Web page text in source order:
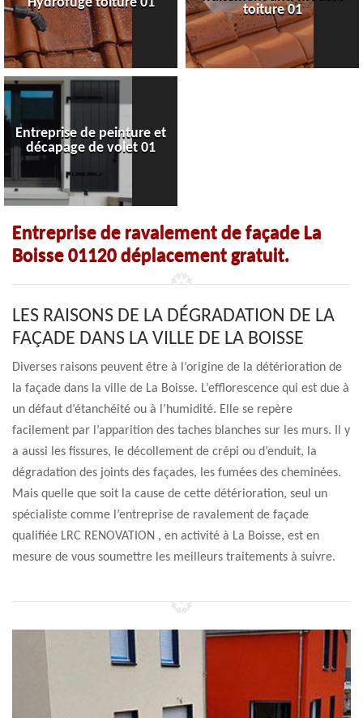
toiture 01
Entreprise de peinture et
décapage de volet 01
Entreprise de ravalement de façade La
Boisse 01120 déplacement gratuit.
LES RAISONS DE LA DÉGRADATION DE LA
FAÇADE DANS LA VILLE DE LA BOISSE
Diverses raisons peuvent être à l’origine de la détérioration de
la façade dans la ville de La Boisse. L’efflorescence qui est due à
un défaut d’étanchéité ou à l’humidité. Elle se repère
facilement par l’apparition des taches blanches sur les murs. Il y
a aussi les fissures, le décollement de crépi ou d’enduit, la
dégradation des joints des façades, les fumées des cheminées.
Mais quelle que soit la cause de cette détérioration, seul un
spécialiste comme l’entreprise de ravalement de façade
qualifiée LRC RENOVATION , en activité à La Boisse, est en
mesure de vous soumettre les meilleurs traitements à suivre.